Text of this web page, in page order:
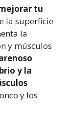
tu
la superficie
la
y músculos
y la
y los